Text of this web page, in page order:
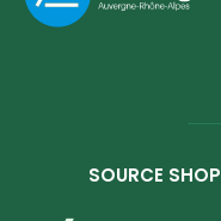
SOURCE